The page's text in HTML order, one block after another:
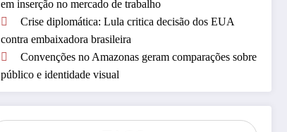
em inserção no mercado de trabalho
Crise diplomática: Lula critica decisão dos EUA
contra embaixadora brasileira
Convenções no Amazonas geram comparações sobre
público e identidade visual